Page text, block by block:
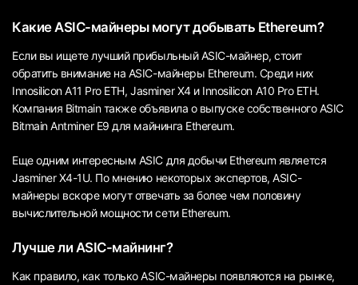
Какие ASIC-майнеры могут добывать Ethereum?
Если вы ищете лучший прибыльный ASIC-майнер, стоит
обратить внимание на ASIC-майнеры Ethereum. Среди них
Innosilicon A11 Pro ETH, Jasminer X4 и Innosilicon A10 Pro ETH.
Компания Bitmain также объявила о выпуске собственного ASIC
Bitmain Antminer E9 для майнинга Ethereum.
Еще одним интересным ASIC для добычи Ethereum является
Jasminer X4-1U. По мнению некоторых экспертов, ASIC-
майнеры вскоре могут отвечать за более чем половину
вычислительной мощности сети Ethereum.
Лучше ли ASIC-майнинг?
Как правило, как только ASIC-майнеры появляются на рынке,